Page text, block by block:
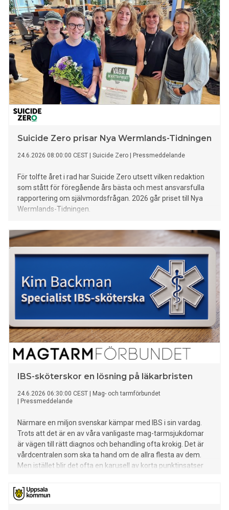
Suicide Zero prisar Nya Wermlands-Tidningen
24.6.2026 08:00:00 CEST Suicide Zero Pressmeddelande
För tolfte året i rad har Suicide Zero utsett vilken redaktion
som stått för föregående års bästa och mest ansvarsfulla
rapportering om självmordsfrågan. 2026 går priset till Nya
Wermlands-Tidningen.
IBS-sköterskor en lösning på läkarbristen
24.6.2026 06:30:00 CEST
Mag- och tarmförbundet
Pressmeddelande
Närmare en miljon svenskar kämpar med IBS i sin vardag.
Trots att det är en av våra vanligaste mag-tarmsjukdomar
är vägen till rätt diagnos och behandling ofta krokig. Det är
vårdcentralen som ska ta hand om de allra flesta av dem.
Men istället blir det ofta en karusell av korta punktinsatser